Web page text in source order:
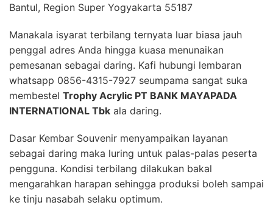
Bantul, Region Super Yogyakarta 55187
Manakala isyarat terbilang ternyata luar biasa jauh
penggal adres Anda hingga kuasa menunaikan
pemesanan sebagai daring. Kafi hubungi lembaran
whatsapp 0856-4315-7927 seumpama sangat suka
membestel Trophy Acrylic PT BANK MAYAPADA
INTERNATIONAL Tbk ala daring.
Dasar Kembar Souvenir menyampaikan layanan
sebagai daring maka luring untuk palas-palas peserta
pengguna. Kondisi terbilang dilakukan bakal
mengarahkan harapan sehingga produksi boleh sampai
ke tinju nasabah selaku optimum.